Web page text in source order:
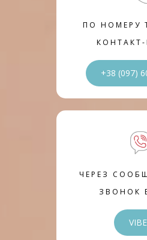
ПО НОМЕРУ
КОНТАКТ-
+38 (097)
ЧЕРЕЗ
ЗВОНОК